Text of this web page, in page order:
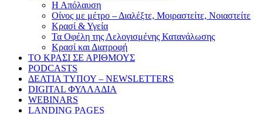
Η Απόλαυση
Οίνος με μέτρο – Διαλέξτε, Μοιραστείτε, Νοιαστείτε
Κρασί & Υγεία
Τα Οφέλη της Λελογισμένης Κατανάλωσης
Κρασί και Διατροφή
ΤΟ ΚΡΑΣΙ ΣΕ ΑΡΙΘΜΟΥΣ
PODCASTS
ΔΕΛΤΙΑ ΤΥΠΟΥ – NEWSLETTERS
DIGITAL ΦΥΛΛΑΔΙΑ
WEBINARS
LANDING PAGES